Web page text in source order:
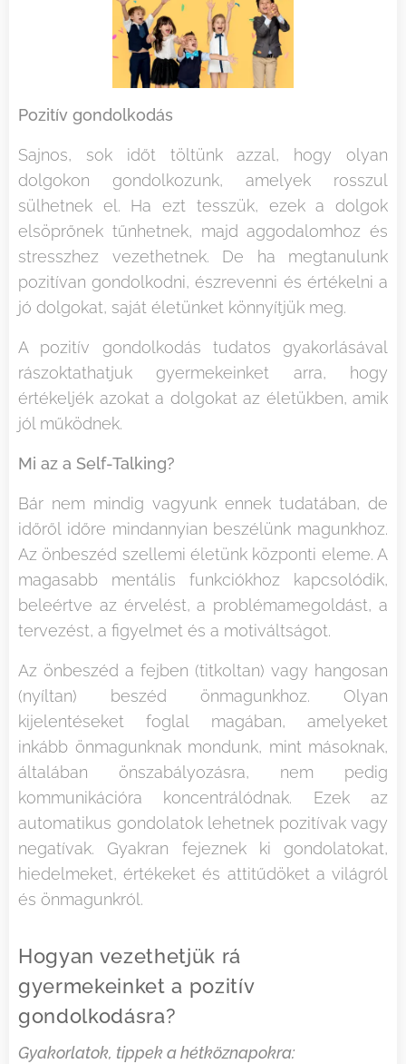
Pozitív gondolkodás
Sajnos, sok időt töltünk azzal, hogy olyan
dolgokon gondolkozunk, amelyek rosszul
sülhetnek el. Ha ezt tesszük, ezek a dolgok
elsöprőnek tűnhetnek, majd aggodalomhoz és
stresszhez vezethetnek. De ha megtanulunk
pozitívan gondolkodni, észrevenni és értékelni a
jó dolgokat, saját életünket könnyítjük meg.
A pozitív gondolkodás tudatos gyakorlásával
rászoktathatjuk gyermekeinket arra, hogy
értékeljék azokat a dolgokat az életükben, amik
jól működnek.
Mi az a Self-Talking?
Bár nem mindig vagyunk ennek tudatában, de
időről időre mindannyian beszélünk magunkhoz.
Az önbeszéd szellemi életünk központi eleme. A
magasabb mentális funkciókhoz kapcsolódik,
beleértve az érvelést, a problémamegoldást, a
tervezést, a figyelmet és a motiváltságot.
Az önbeszéd a fejben (titkoltan) vagy hangosan
(nyíltan) beszéd önmagunkhoz. Olyan
kijelentéseket foglal magában, amelyeket
inkább önmagunknak mondunk, mint másoknak,
általában önszabályozásra, nem pedig
kommunikációra koncentrálódnak. Ezek az
automatikus gondolatok lehetnek pozitívak vagy
negatívak. Gyakran fejeznek ki gondolatokat,
hiedelmeket, értékeket és attitűdöket a világról
és önmagunkról.
Hogyan vezethetjük rá
gyermekeinket a pozitív
gondolkodásra?
Gyakorlatok, tippek a hétköznapokra: